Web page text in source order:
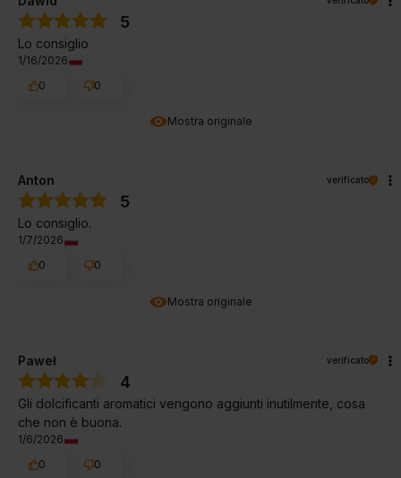
Mostra originale
5
Lo consiglio
1/16/2026
0
0
Mostra originale
Anton verificato
5
Lo consiglio.
1/7/2026
0
0
Paweł verificato
4
Gli dolcificanti aromatici vengono aggiunti inutilmente, cosa
che non è buona.
1/6/2026
0
0